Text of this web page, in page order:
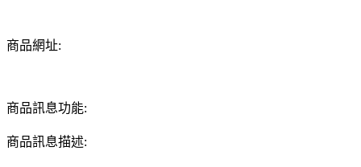
商品網址:
商品訊息功能:
商品訊息描述: